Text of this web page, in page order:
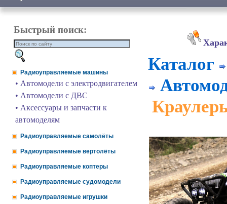
Быстрый поиск:
Радиоуправляемые машины
• Автомодели с электродвигателем
• Автомодели с ДВС
• Аксессуары и запчасти к
автомоделям
Радиоуправляемые самолёты
Радиоуправляемые вертолёты
Радиоуправляемые коптеры
Радиоуправляемые судомодели
Радиоуправляемые игрушки
Каталог